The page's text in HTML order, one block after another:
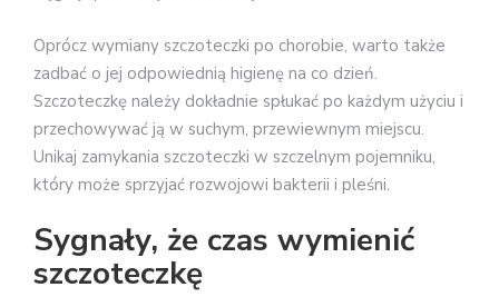
Oprócz wymiany szczoteczki po chorobie, warto także
zadbać o jej odpowiednią higienę na co dzień.
Szczoteczkę należy dokładnie spłukać po każdym użyciu i
przechowywać ją w suchym, przewiewnym miejscu.
Unikaj zamykania szczoteczki w szczelnym pojemniku,
który może sprzyjać rozwojowi bakterii i pleśni.
Sygnały, że czas wymienić
szczoteczkę